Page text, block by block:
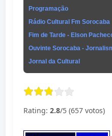
Programação
Rádio Cultural Fm Sorocaba
Fim de Tarde - Elson
Ouvinte Sorocaba -
Jornal da Cultural
Rating:2.8/5 (657 votos)